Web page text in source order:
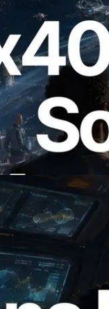
Solana
AI Agents